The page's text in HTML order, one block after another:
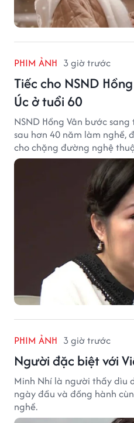
PHIM ẢNH 3 giờ trước
Tiếc cho NSND
Úc ở tuổi 60
NSND Hồng Vân bước
sau hơn 40 năm làm nghề,
cho chặng đường nghệ
PHIM ẢNH 3 giờ trước
Người đặc biệt với
Minh Nhí là người thầy dìu
ngày đầu và đồng hành
nghề.